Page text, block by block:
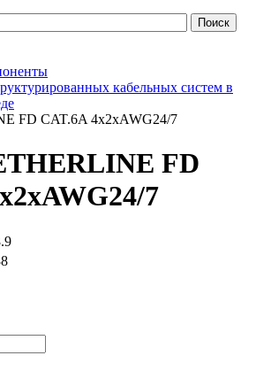
кабельных систем в
FD CAT.6A 4x2xAWG24/7
FD
7